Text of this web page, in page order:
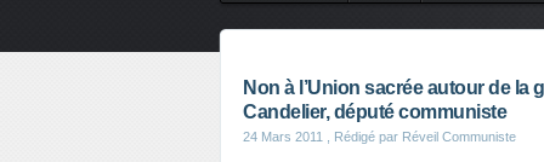
Non à l’Union sacrée autour de
Candelier, député communiste
24 Mars 2011 , Rédigé par Réveil Communiste